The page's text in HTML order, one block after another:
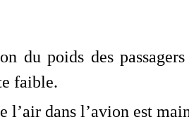
du poids des
faible.
l’air dans l’avion est